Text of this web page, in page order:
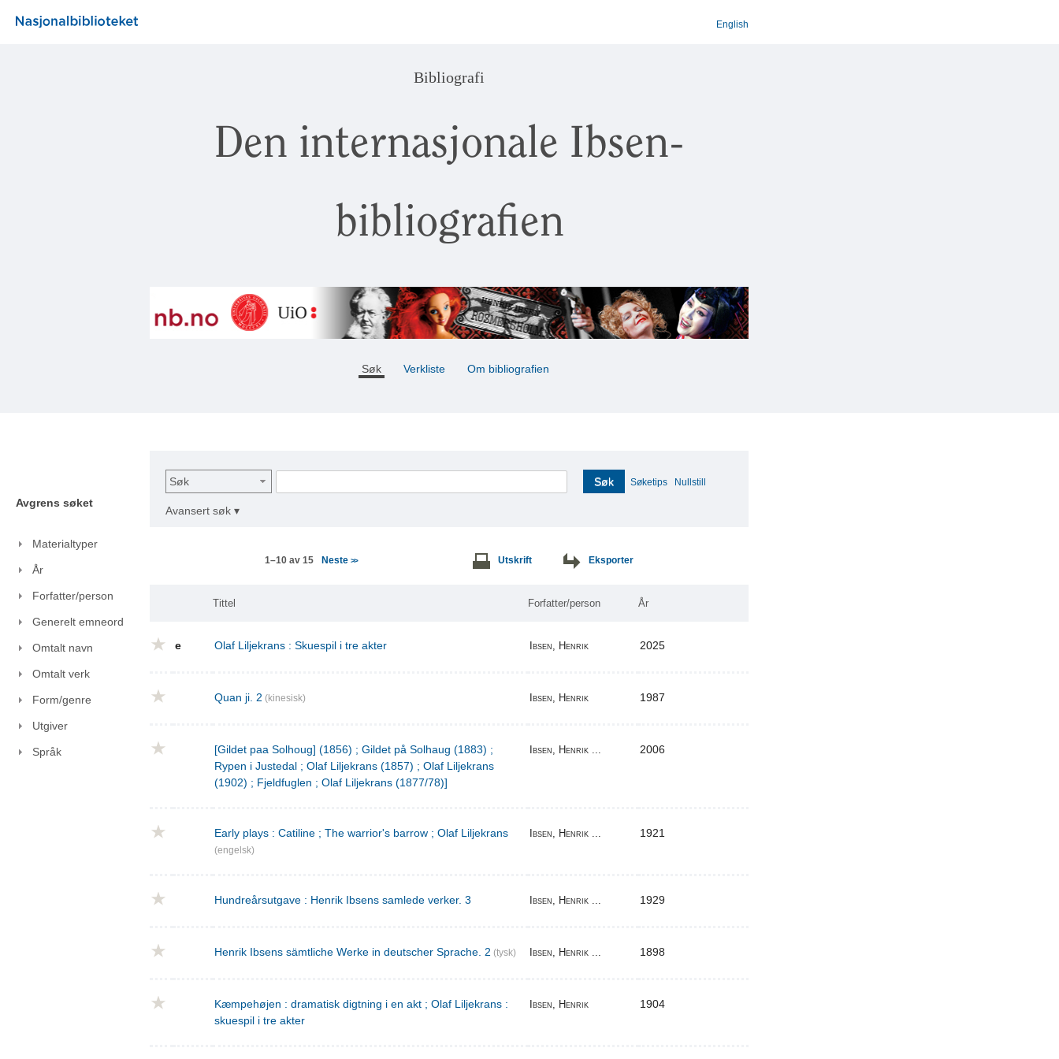
English
Bibliografi
Den internasjonale Ibsen-
bibliografien
Søk Verkliste Om bibliografien
Avgrens søket
Materialtyper
År
Forfatter/person
Generelt emneord
Omtalt navn
Omtalt verk
Form/genre
Utgiver
Språk
Søk Søk Søketips Nullstill
Avansert søk ▾
1–10 av 15 Neste>> Utskrift Eksporter
Tittel Forfatter/person År
e Olaf Liljekrans : Skuespil i tre akter Ibsen, Henrik 2025
Quan ji. 2 (kinesisk) Ibsen, Henrik 1987
[Gildet paa Solhoug] (1856) ; Gildet på Solhaug (1883) ;
Rypen i Justedal ; Olaf Liljekrans (1857) ; Olaf Liljekrans
(1902) ; Fjeldfuglen ; Olaf Liljekrans (1877/78)]
Ibsen, Henrik ... 2006
Early plays : Catiline ; The warrior's barrow ; Olaf Liljekrans
(engelsk)
Ibsen, Henrik ... 1921
Hundreårsutgave : Henrik Ibsens samlede verker. 3 Ibsen, Henrik ... 1929
Henrik Ibsens sämtliche Werke in deutscher Sprache. 2 (tysk) Ibsen, Henrik ... 1898
Kæmpehøjen : dramatisk digtning i en akt ; Olaf Liljekrans :
skuespil i tre akter
Ibsen, Henrik 1904